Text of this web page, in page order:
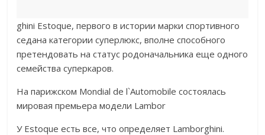
ghini Estoque, первого в истории марки спортивного
седана категории суперлюкс, вполне способного
претендовать на статус родоначальника еще одного
семейства суперкаров.
На парижском Mondial de l`Automobile состоялась
мировая премьера модели Lambor
У Estoque есть все, что определяет Lamborghini.